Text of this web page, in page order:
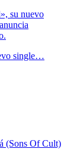
single…
(Sons Of Cult)